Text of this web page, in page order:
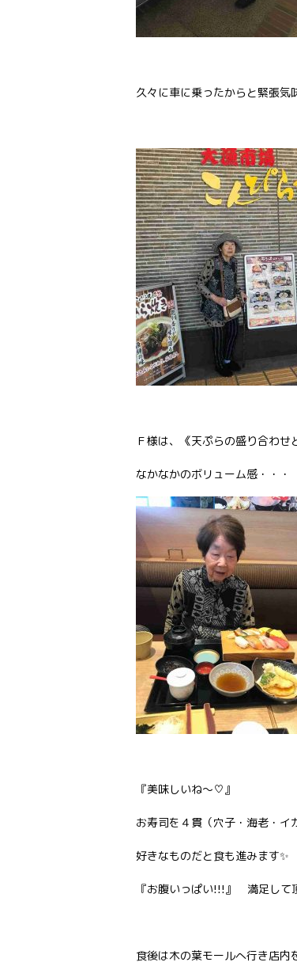
久々に車に乗ったからと緊張気
Ｆ様は、《天ぷらの盛り合わせ
なかなかのボリューム感・・・
『美味しいね～♡』
お寿司を４貫（穴子・海老・イ
好きなものだと食も進みます✨
『お腹いっぱい!!!』 満足して
食後は木の葉モールへ行き店内